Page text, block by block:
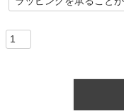
必